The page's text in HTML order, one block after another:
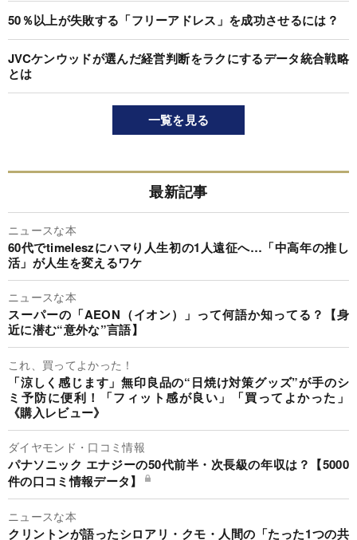
50％以上が失敗する「フリーアドレス」を成功させるには？
JVCケンウッドが選んだ経営判断をラクにするデータ統合戦略
とは
一覧を見る
最新記事
ニュースな本
60代でtimeleszにハマり人生初の1人遠征へ…「中高年の推し
活」が人生を変えるワケ
ニュースな本
スーパーの「AEON（イオン）」って何語か知ってる？【身
近に潜む“意外な”言語】
これ、買ってよかった！
「涼しく感じます」無印良品の“日焼け対策グッズ”が手のシ
ミ予防に便利！「フィット感が良い」「買ってよかった」
《購入レビュー》
ダイヤモンド・口コミ情報
パナソニック エナジーの50代前半・次長級の年収は？【5000
件の口コミ情報データ】
ニュースな本
クリントンが語ったシロアリ・クモ・人間の「たった1つの共